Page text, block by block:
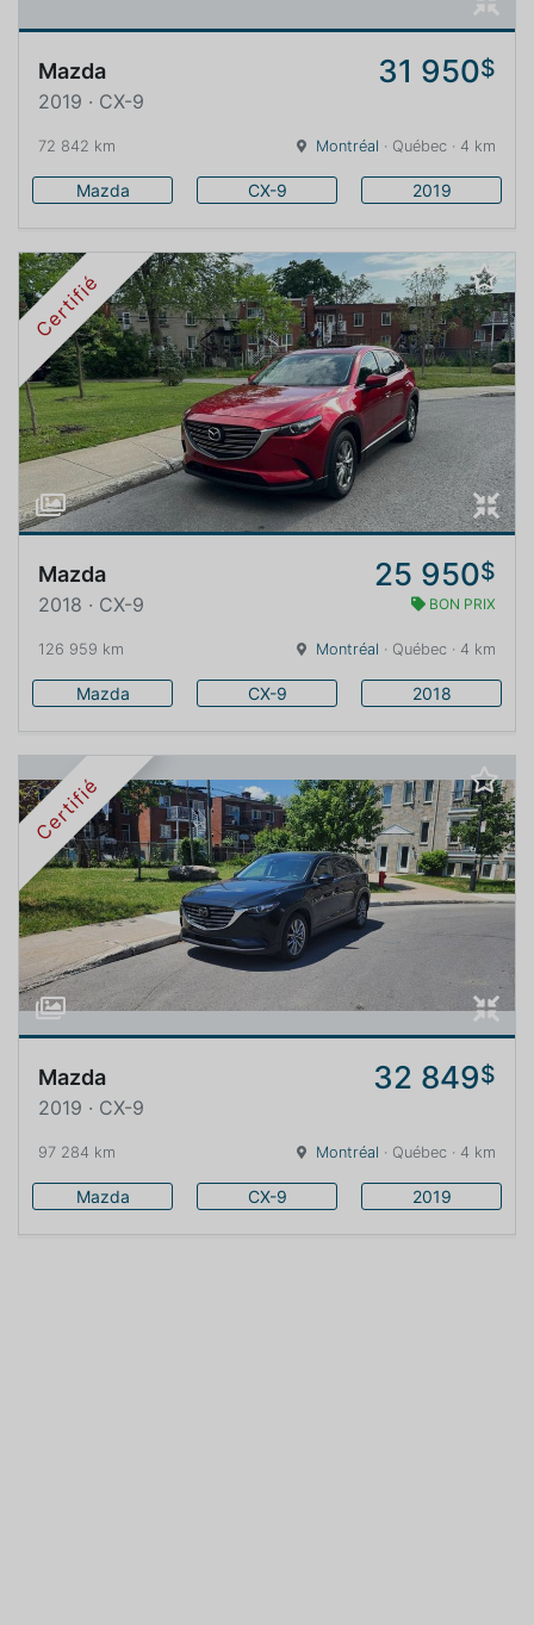
Mazda 31 950$
2019 · CX-9
72 842 km Montréal · Québec · 4 km
Mazda CX-9 2019
Certifié
Mazda 25 950$
2018 · CX-9 BON PRIX
126 959 km Montréal · Québec · 4 km
Mazda CX-9 2018
Certifié
Mazda 32 849$
2019 · CX-9
97 284 km Montréal · Québec · 4 km
Mazda CX-9 2019